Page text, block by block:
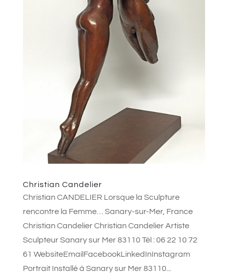
Christian Candelier
Christian CANDELIER Lorsque la Sculpture
rencontre la Femme… Sanary-sur-Mer, France
Christian Candelier Christian Candelier Artiste
Sculpteur Sanary sur Mer 83110 Tél : 06 22 10 72
61 WebsiteEmailFacebookLinkedInInstagram
Portrait Installé à Sanary sur Mer 83110...